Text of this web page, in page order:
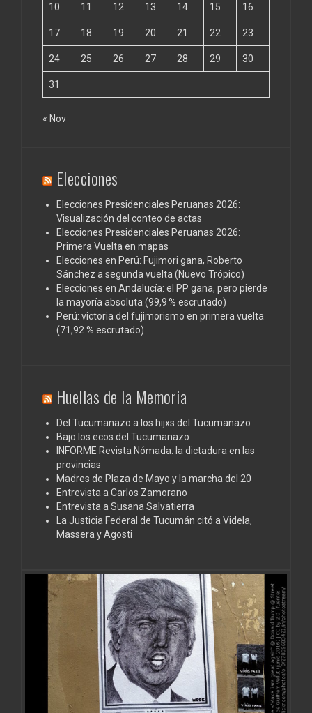
10 11 12 13 14 15 16
17 18 19 20 21 22 23
24 25 26 27 28 29 30
31
« Nov
Elecciones
Elecciones Presidenciales Peruanas 2026:
Visualización del conteo de actas
Elecciones Presidenciales Peruanas 2026:
Primera Vuelta en mapas
Elecciones en Perú: Fujimori gana, Roberto
Sánchez a segunda vuelta (Nuevo Trópico)
Elecciones en Andalucía: el PP gana, pero pierde
la mayoría absoluta (99,9 % escrutado)
Perú: victoria del fujimorismo en primera vuelta
(71,92 % escrutado)
Huellas de la Memoria
Del Tucumanazo a los hijxs del Tucumanazo
Bajo los ecos del Tucumanazo
INFORME Revista Nómada: la dictadura en las
provincias
Madres de Plaza de Mayo y la marcha del 20
Entrevista a Carlos Zamorano
Entrevista a Susana Salvatierra
La Justicia Federal de Tucumán citó a Videla,
Massera y Agosti